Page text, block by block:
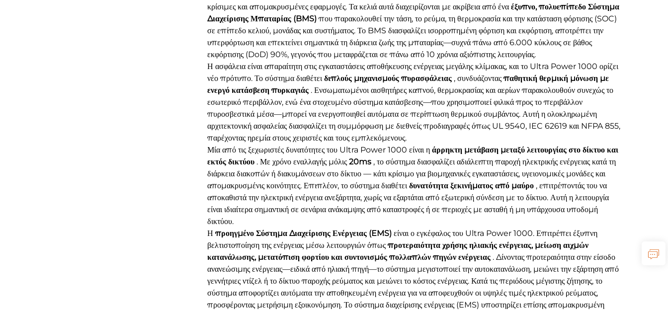
κρίσιμες και απομακρυσμένες εφαρμογές. Τα κελιά αυτά διαχειρίζονται με ακρίβεια από ένα έξυπνο, πολυεπίπεδο Σύστημα
Διαχείρισης Μπαταρίας (BMS) που παρακολουθεί την τάση, το ρεύμα, τη θερμοκρασία και την κατάσταση φόρτισης (SOC)
σε επίπεδο κελιού, μονάδας και συστήματος. Το BMS διασφαλίζει ισορροπημένη φόρτιση και εκφόρτιση, αποτρέπει την
υπερφόρτωση και επεκτείνει σημαντικά τη διάρκεια ζωής της μπαταρίας—συχνά πάνω από 6.000 κύκλους σε βάθος
εκφόρτισης (DoD) 90%, γεγονός που μεταφράζεται σε πάνω από 10 χρόνια αξιόπιστης λειτουργίας.
Η ασφάλεια είναι απαραίτητη στις εγκαταστάσεις αποθήκευσης ενέργειας μεγάλης κλίμακας, και το Ultra Power 1000 ορίζει
νέο πρότυπο. Το σύστημα διαθέτει διπλούς μηχανισμούς πυρασφάλειας , συνδυάζοντας παθητική θερμική μόνωση με
ενεργό κατάσβεση πυρκαγιάς . Ενσωματωμένοι αισθητήρες καπνού, θερμοκρασίας και αερίων παρακολουθούν συνεχώς το
εσωτερικό περιβάλλον, ενώ ένα στοχευμένο σύστημα κατάσβεσης—που χρησιμοποιεί φιλικά προς το περιβάλλον
πυροσβεστικά μέσα—μπορεί να ενεργοποιηθεί αυτόματα σε περίπτωση θερμικού συμβάντος. Αυτή η ολοκληρωμένη
αρχιτεκτονική ασφαλείας διασφαλίζει τη συμμόρφωση με διεθνείς προδιαγραφές όπως UL 9540, IEC 62619 και NFPA 855,
παρέχοντας ηρεμία στους χειριστές και τους εμπλεκόμενους.
Μία από τις ξεχωριστές δυνατότητες του Ultra Power 1000 είναι η άρρηκτη μετάβαση μεταξύ λειτουργίας στο δίκτυο και
εκτός δικτύου . Με χρόνο εναλλαγής μόλις 20ms , το σύστημα διασφαλίζει αδιάλειπτη παροχή ηλεκτρικής ενέργειας κατά τη
διάρκεια διακοπών ή διακυμάνσεων στο δίκτυο — κάτι κρίσιμο για βιομηχανικές εγκαταστάσεις, υγειονομικές μονάδες και
απομακρυσμένις κοινότητες. Επιπλέον, το σύστημα διαθέτει δυνατότητα ξεκινήματος από μαύρο , επιτρέποντάς του να
αποκαθιστά την ηλεκτρική ενέργεια ανεξάρτητα, χωρίς να εξαρτάται από εξωτερική σύνδεση με το δίκτυο. Αυτή η λειτουργία
είναι ιδιαίτερα σημαντική σε σενάρια ανάκαμψης από καταστροφές ή σε περιοχές με ασταθή ή μη υπάρχουσα υποδομή
δικτύου.
Η προηγμένο Σύστημα Διαχείρισης Ενέργειας (EMS) είναι ο εγκέφαλος του Ultra Power 1000. Επιτρέπει έξυπνη
βελτιστοποίηση της ενέργειας μέσω λειτουργιών όπως προτεραιότητα χρήσης ηλιακής ενέργειας, μείωση αιχμών
κατανάλωσης, μετατόπιση φορτίου και συντονισμός πολλαπλών πηγών ενέργειας . Δίνοντας προτεραιότητα στην είσοδο
ανανεώσιμης ενέργειας—ειδικά από ηλιακή πηγή—το σύστημα μεγιστοποιεί την αυτοκατανάλωση, μειώνει την εξάρτηση από
γεννήτριες ντίζελ ή το δίκτυο παροχής ρεύματος και μειώνει το κόστος ενέργειας. Κατά τις περιόδους μέγιστης ζήτησης, το
σύστημα αποφορτίζει αυτόματα την αποθηκευμένη ενέργεια για να αποφευχθούν οι υψηλές τιμές ηλεκτρικού ρεύματος,
προσφέροντας μετρήσιμη εξοικονόμηση. Το σύστημα διαχείρισης ενέργειας (EMS) υποστηρίζει επίσης απομακρυσμένη